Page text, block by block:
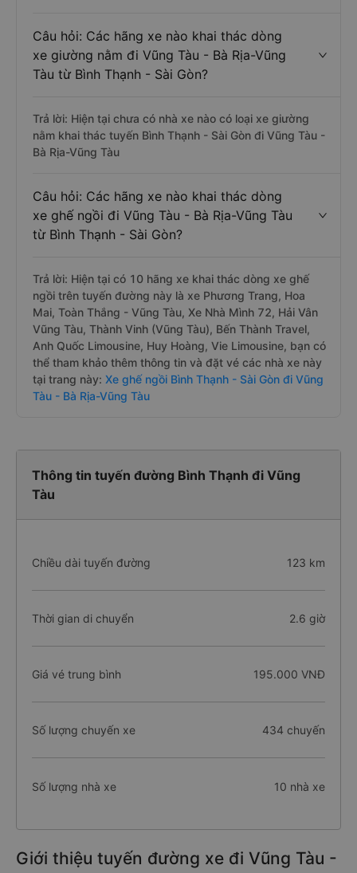
Câu hỏi: Các hãng xe nào khai thác dòng
xe giường nằm đi Vũng Tàu - Bà Rịa-Vũng
Tàu từ Bình Thạnh - Sài Gòn?
Trả lời: Hiện tại chưa có nhà xe nào có loại xe giường
nằm khai thác tuyến Bình Thạnh - Sài Gòn đi Vũng Tàu -
Bà Rịa-Vũng Tàu
Câu hỏi: Các hãng xe nào khai thác dòng
xe ghế ngồi đi Vũng Tàu - Bà Rịa-Vũng Tàu
từ Bình Thạnh - Sài Gòn?
Trả lời: Hiện tại có 10 hãng xe khai thác dòng xe ghế
ngồi trên tuyến đường này là xe Phương Trang, Hoa
Mai, Toàn Thắng - Vũng Tàu, Xe Nhà Mình 72, Hải Vân
Vũng Tàu, Thành Vinh (Vũng Tàu), Bến Thành Travel,
Anh Quốc Limousine, Huy Hoàng, Vie Limousine, bạn có
thể tham khảo thêm thông tin và đặt vé các nhà xe này
tại trang này: Xe ghế ngồi Bình Thạnh - Sài Gòn đi Vũng
Tàu - Bà Rịa-Vũng Tàu
Thông tin tuyến đường Bình Thạnh đi Vũng
Tàu
Chiều dài tuyến đường 123 km
Thời gian di chuyển 2.6 giờ
Giá vé trung bình 195.000 VNĐ
Số lượng chuyến xe 434 chuyến
Số lượng nhà xe 10 nhà xe
Giới thiệu tuyến đường xe đi Vũng Tàu -